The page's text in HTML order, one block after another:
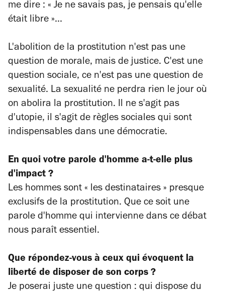
me dire : « Je ne savais pas, je pensais qu'elle
était libre »...
L'abolition de la prostitution n'est pas une
question de morale, mais de justice. C'est une
question sociale, ce n'est pas une question de
sexualité. La sexualité ne perdra rien le jour où
on abolira la prostitution. Il ne s'agit pas
d'utopie, il s'agit de règles sociales qui sont
indispensables dans une démocratie.
En quoi votre parole d'homme a-t-elle plus
d'impact ?
Les hommes sont « les destinataires » presque
exclusifs de la prostitution. Que ce soit une
parole d'homme qui intervienne dans ce débat
nous paraît essentiel.
Que répondez-vous à ceux qui évoquent la
liberté de disposer de son corps ?
Je poserai juste une question : qui dispose du